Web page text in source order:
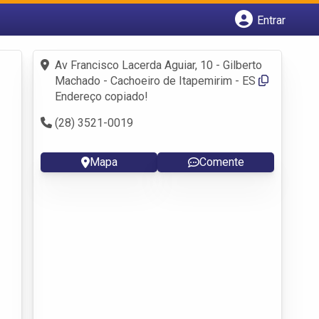
Entrar
Fazer login
Criar conta
Av Francisco Lacerda Aguiar, 10 - Gilberto
Machado - Cachoeiro de Itapemirim - ES
Endereço copiado!
(28) 3521-0019
Mapa Comente